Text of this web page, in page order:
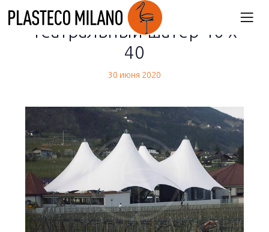
театральный шатер 40 х
40
30 июня 2020